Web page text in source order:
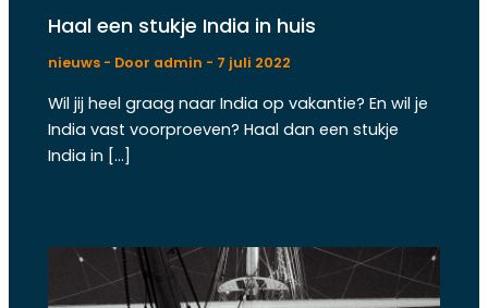
Haal een stukje India in huis
nieuws - Door admin - 7 juli 2022
Wil jij heel graag naar India op vakantie? En wil je
India vast voorproeven? Haal dan een stukje
India in […]